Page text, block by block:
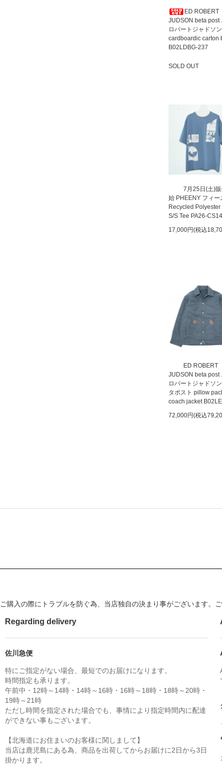
ED ROBERT
JUDSON beta post
ロバートジャドソン
cardboardic carton
B02LDBG-237
SOLD OUT
7月25日(土)
始 PHEENY フィー
Recycled Polyester
S/S Tee PA26-CS14
17,000円(税込
ED ROBERT
JUDSON beta post
ロバートジャドソ
タポスト pillow
coach jacket
72,000円(税込
ご購入の際にトラブルを防ぐ為、当店独自の決まり事がございます。
Regarding delivery
佐川急便
特にご指定がない場合、最短でのお届けになります。
時間指定も承ります。
午前中・12時～14時・14時～16時・16時～18時・18時～20時・
19時～21時
ただし時間を指定された場合でも、事情により指定時間内に配達
ができない事もございます。
【北海道にお住まいのお客様に関しまして】
当店は鹿児島にある為、商品を出荷してからお届けに2日から3日
掛かります。